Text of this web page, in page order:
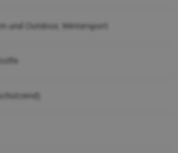
und Outdoor, Wintersport